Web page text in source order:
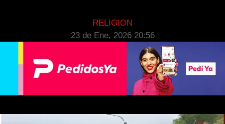
RELIGION
23 de Ene, 2026 20:56